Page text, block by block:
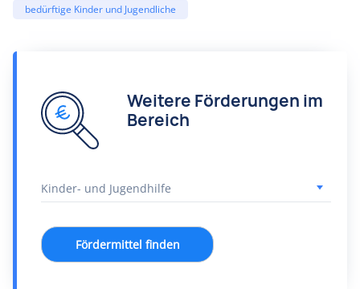
bedürftige Kinder und Jugendliche
Weitere Förderungen im
Bereich
Fördermittel finden